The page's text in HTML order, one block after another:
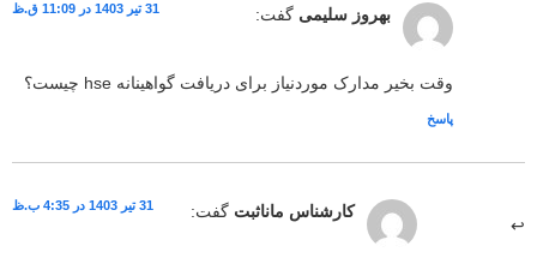
بهروز سلیمی گفت: 31 تیر 1403 در 11:09 ق.ظ
وقت بخیر مدارک موردنیاز برای دریافت گواهینانه hse چیست؟
پاسخ
کارشناس ماناثبت گفت: 31 تیر 1403 در 4:35 ب.ظ